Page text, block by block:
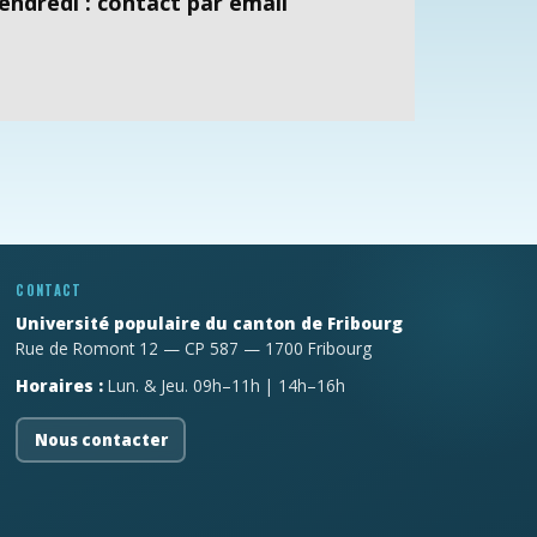
CONTACT
Université populaire du canton de Fribourg
Rue de Romont 12 — CP 587 — 1700 Fribourg
Horaires : Lun. & Jeu. 09h–11h | 14h–16h
Nous contacter